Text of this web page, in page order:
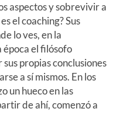
aspectos y sobrevivir a
el coaching? Sus
lo ves, en la
época el filósofo
propias conclusiones
a sí mismos. En los
un hueco en las
de ahí, comenzó a